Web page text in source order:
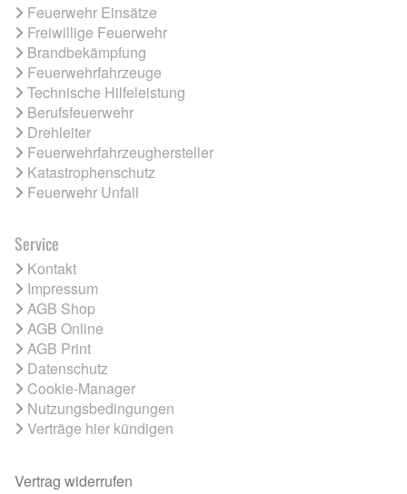
Feuerwehr Einsätze
Freiwillige Feuerwehr
Brandbekämpfung
Feuerwehrfahrzeuge
Technische Hilfeleistung
Berufsfeuerwehr
Drehleiter
Feuerwehrfahrzeughersteller
Katastrophenschutz
Feuerwehr Unfall
Service
Kontakt
Impressum
AGB Shop
AGB Online
AGB Print
Datenschutz
Cookie-Manager
Nutzungsbedingungen
Verträge hier kündigen
Vertrag widerrufen